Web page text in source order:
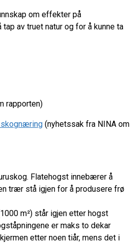
om effekter på
av truet natur og for å kunne ta
rapporten)
skognæring (nyhetssak fra NINA om
Flatehogst innebærer å
trær stå igjen for å produsere frø
m²) står igjen etter hogst
er maks to dekar
etter noen tiår, mens det i